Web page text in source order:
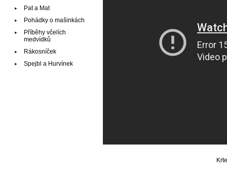
Pat a Mat
Pohádky o mašinkách
Příběhy včelích
medvídků
Rákosníček
Spejbl a Hurvínek